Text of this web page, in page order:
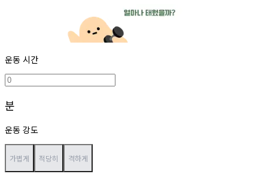
운동 시간
분
운동 강도
가볍게 적당히 격하게